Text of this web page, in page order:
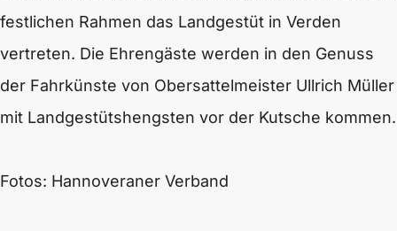
festlichen Rahmen das Landgestüt in Verden
vertreten. Die Ehrengäste werden in den Genuss
der Fahrkünste von Obersattelmeister Ullrich Müller
mit Landgestütshengsten vor der Kutsche kommen.
Fotos: Hannoveraner Verband